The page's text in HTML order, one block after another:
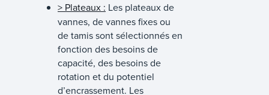
> Plateaux : Les plateaux de
vannes, de vannes fixes ou
de tamis sont sélectionnés en
fonction des besoins de
capacité, des besoins de
rotation et du potentiel
d’encrassement. Les